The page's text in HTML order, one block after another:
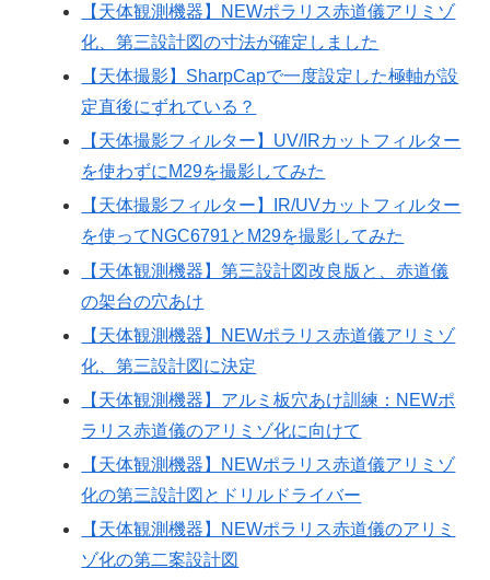
【天体観測機器】NEWポラリス赤道儀アリミゾ
化、第三設計図の寸法が確定しました
【天体撮影】SharpCapで一度設定した極軸が設
定直後にずれている？
【天体撮影フィルター】UV/IRカットフィルター
を使わずにM29を撮影してみた
【天体撮影フィルター】IR/UVカットフィルター
を使ってNGC6791とM29を撮影してみた
【天体観測機器】第三設計図改良版と、赤道儀
の架台の穴あけ
【天体観測機器】NEWポラリス赤道儀アリミゾ
化、第三設計図に決定
【天体観測機器】アルミ板穴あけ訓練：NEWポ
ラリス赤道儀のアリミゾ化に向けて
【天体観測機器】NEWポラリス赤道儀アリミゾ
化の第三設計図とドリルドライバー
【天体観測機器】NEWポラリス赤道儀のアリミ
ゾ化の第二案設計図